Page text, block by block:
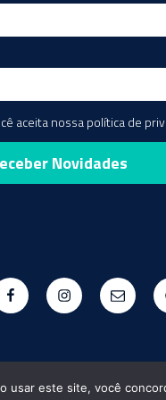
aceita nossa política de
FacebookInstagramE-
mail
usar este site, você